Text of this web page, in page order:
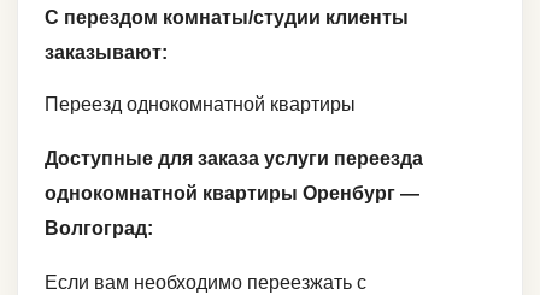
С перездом комнаты/студии клиенты
заказывают:
Переезд однокомнатной квартиры
Доступные для заказа услуги переезда
однокомнатной квартиры Оренбург —
Волгоград:
Если вам необходимо переезжать с